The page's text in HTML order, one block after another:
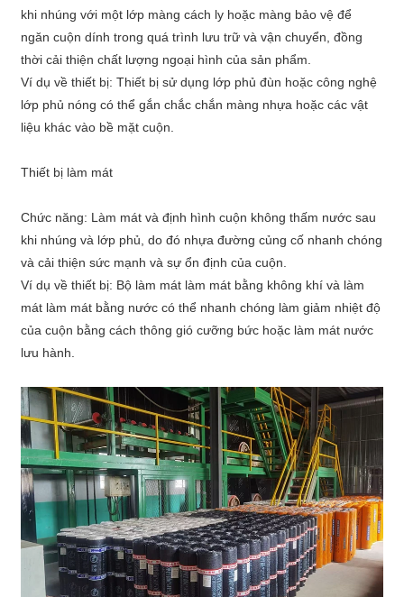
khi nhúng với một lớp màng cách ly hoặc màng bảo vệ để
ngăn cuộn dính trong quá trình lưu trữ và vận chuyển, đồng
thời cải thiện chất lượng ngoại hình của sản phẩm.
Ví dụ về thiết bị: Thiết bị sử dụng lớp phủ đùn hoặc công nghệ
lớp phủ nóng có thể gắn chắc chắn màng nhựa hoặc các vật
liệu khác vào bề mặt cuộn.
Thiết bị làm mát
Chức năng: Làm mát và định hình cuộn không thấm nước sau
khi nhúng và lớp phủ, do đó nhựa đường củng cố nhanh chóng
và cải thiện sức mạnh và sự ổn định của cuộn.
Ví dụ về thiết bị: Bộ làm mát làm mát bằng không khí và làm
mát làm mát bằng nước có thể nhanh chóng làm giảm nhiệt độ
của cuộn bằng cách thông gió cưỡng bức hoặc làm mát nước
lưu hành.